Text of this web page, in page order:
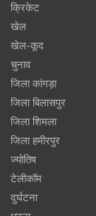
क्रिकेट
खेल
खेल-कूद
चुनाव
जिला कांगड़ा
जिला बिलासपुर
जिला शिमला
जिला हमीरपुर
ज्योतिष
टेलीकॉम
दुर्घटना